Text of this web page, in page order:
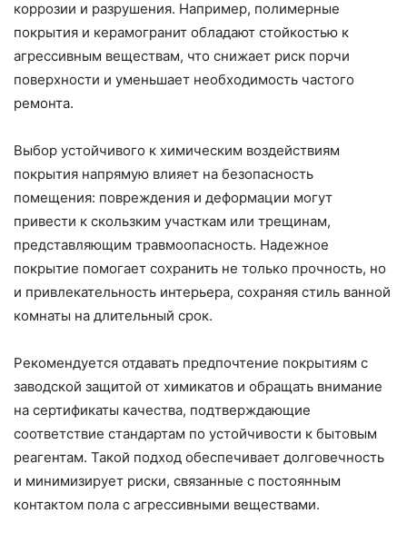
коррозии и разрушения. Например, полимерные
покрытия и керамогранит обладают стойкостью к
агрессивным веществам, что снижает риск порчи
поверхности и уменьшает необходимость частого
ремонта.
Выбор устойчивого к химическим воздействиям
покрытия напрямую влияет на безопасность
помещения: повреждения и деформации могут
привести к скользким участкам или трещинам,
представляющим травмоопасность. Надежное
покрытие помогает сохранить не только прочность, но
и привлекательность интерьера, сохраняя стиль ванной
комнаты на длительный срок.
Рекомендуется отдавать предпочтение покрытиям с
заводской защитой от химикатов и обращать внимание
на сертификаты качества, подтверждающие
соответствие стандартам по устойчивости к бытовым
реагентам. Такой подход обеспечивает долговечность
и минимизирует риски, связанные с постоянным
контактом пола с агрессивными веществами.